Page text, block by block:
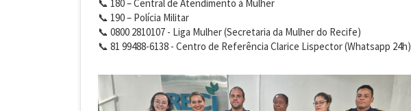
📞 180 – Central de Atendimento à Mulher
📞 190 – Polícia Militar
📞 0800 2810107 - Liga Mulher (Secretaria da Mulher do Recife)
📞 81 99488-6138 - Centro de Referência Clarice Lispector (Whatsapp 24h)